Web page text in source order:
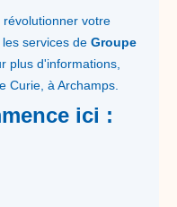
révolutionner votre
services de Groupe
plus d'informations,
Curie, à Archamps.
ici :